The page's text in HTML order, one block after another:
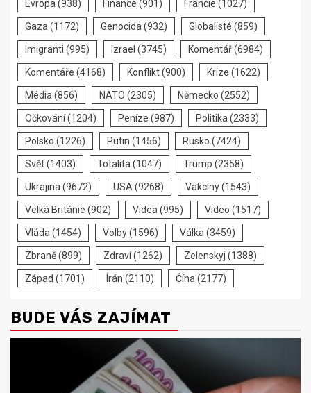
Evropa (938) Finance (901) Francie (1027)
Gaza (1172) Genocida (932) Globalisté (859)
Imigranti (995) Izrael (3745) Komentář(6984)
Komentáře (4168) Konflikt(900) Krize (1622)
Média (856) NATO (2305) Německo (2552)
Očkování(1204) Peníze (987) Politika (2333)
Polsko (1226) Putin (1456) Rusko (7424)
Svět(1403) Totalita (1047) Trump (2358)
Ukrajina (9672) USA (9268) Vakcíny(1543)
Velká Británie (902) Videa (995) Video (1517)
Vláda (1454) Volby(1596) Válka (3459)
Zbraně(899) Zdraví(1262) Zelenskyj (1388)
Západ (1701) Írán (2110) Čína (2177)
BUDE VÁS ZAJÍMAT